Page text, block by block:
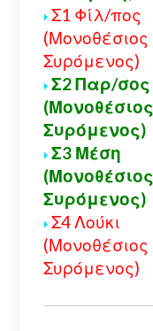
Σ1 Φίλ/πος
(Μονοθέσιος
Συρόμενος)
Σ2 Παρ/σος
(Μονοθέσιος
Συρόμενος)
Σ3 Μέση
(Μονοθέσιος
Συρόμενος)
Σ4 Λούκι
(Μονοθέσιος
Συρόμενος)